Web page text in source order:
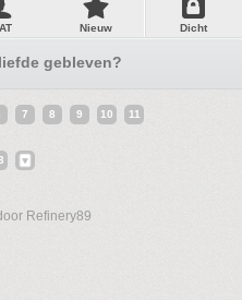
Nieuw Dicht
gebleven?
7 8 9 10 11
Refinery89